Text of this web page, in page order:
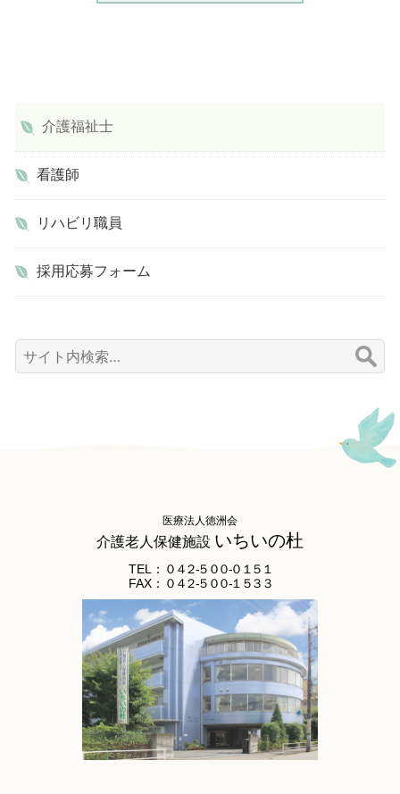
介護福祉士
看護師
リハビリ職員
採用応募フォーム
検
索:
医療法人徳洲会
介護老人保健施設 いちいの杜
TEL： ０４２-５００-０１５１
FAX： ０４２-５００-１５３３